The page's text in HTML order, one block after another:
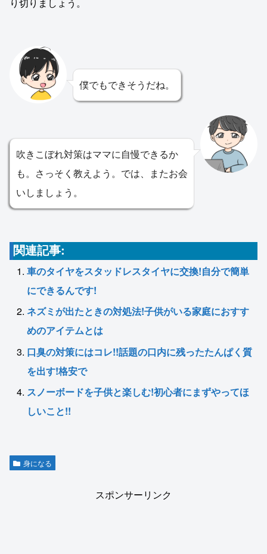
僕でもできそうだね。
吹きこぼれ対策はママに自慢できるか
も。さっそく教えよう。では、またお会
いしましょう。
関連記事:
車のタイヤをスタッドレスタイヤに交換!自分で簡単
にできるんです!
ネズミが出たときの対処法!子供がいる家庭におすす
めのアイテムとは
口臭の対策にはコレ!!話題の口内に残ったたんぱく質
を出す!格安で
スノーボードを子供と楽しむ!初心者にまずやってほ
しいこと!!
身になる
スポンサーリンク